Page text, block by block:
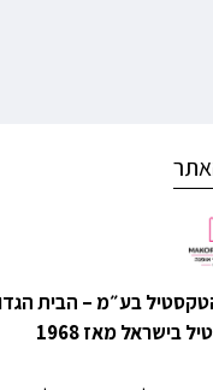
בע״מ – הבית
בישראל מאז 1968